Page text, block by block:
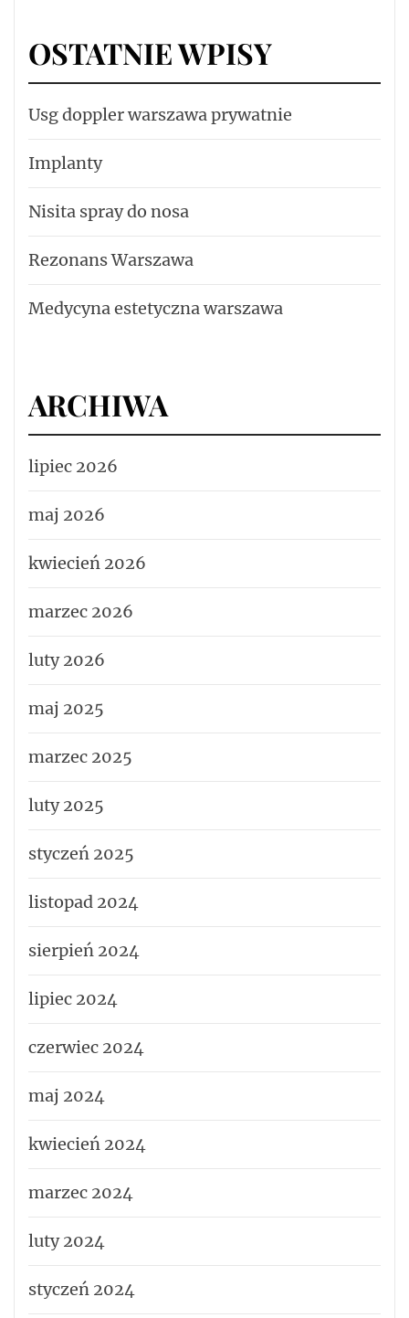
OSTATNIE WPISY
Usg doppler warszawa prywatnie
Implanty
Nisita spray do nosa
Rezonans Warszawa
Medycyna estetyczna warszawa
ARCHIWA
lipiec 2026
maj 2026
kwiecień 2026
marzec 2026
luty 2026
maj 2025
marzec 2025
luty 2025
styczeń 2025
listopad 2024
sierpień 2024
lipiec 2024
czerwiec 2024
maj 2024
kwiecień 2024
marzec 2024
luty 2024
styczeń 2024